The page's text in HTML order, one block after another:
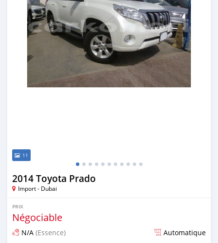
11
2014 Toyota Prado
Import - Dubai
PRIX
Négociable
N/A (Essence) Automatique